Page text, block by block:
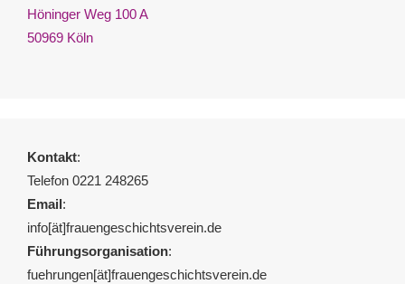
Höninger Weg 100 A
50969 Köln
Kontakt:
Telefon 0221 248265
Email:
info[ät]frauengeschichtsverein.de
Führungsorganisation:
fuehrungen[ät]frauengeschichtsverein.de